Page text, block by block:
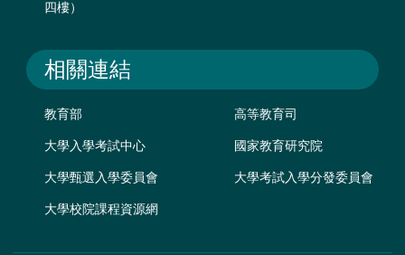
四樓）
相關連結
教育部 高等教育司
大學入學考試中心 國家教育研究院
大學甄選入學委員會 大學考試入學分發委員會
大學校院課程資源網